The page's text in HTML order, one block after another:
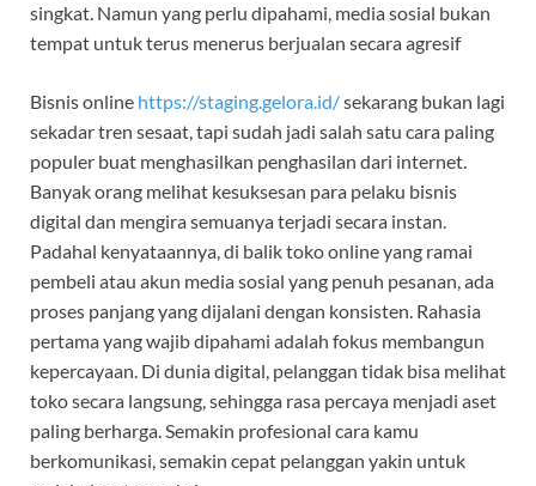
singkat. Namun yang perlu dipahami, media sosial bukan
tempat untuk terus menerus berjualan secara agresif
Bisnis online https://staging.gelora.id/sekarang bukan lagi
sekadar tren sesaat, tapi sudah jadi salah satu cara paling
populer buat menghasilkan penghasilan dari internet.
Banyak orang melihat kesuksesan para pelaku bisnis
digital dan mengira semuanya terjadi secara instan.
Padahal kenyataannya, di balik toko online yang ramai
pembeli atau akun media sosial yang penuh pesanan, ada
proses panjang yang dijalani dengan konsisten. Rahasia
pertama yang wajib dipahami adalah fokus membangun
kepercayaan. Di dunia digital, pelanggan tidak bisa melihat
toko secara langsung, sehingga rasa percaya menjadi aset
paling berharga. Semakin profesional cara kamu
berkomunikasi, semakin cepat pelanggan yakin untuk